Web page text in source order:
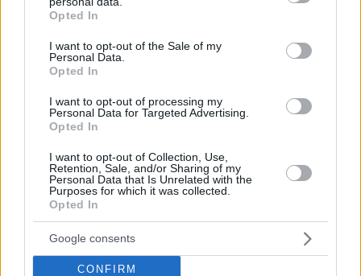
grant or deny consent to Google and its third-party tags to
use your data for below specified purposes in below Google
consent section.
Opted In
I want to opt-out of the Sale of my
Personal Data.
Opted In
I want to opt-out of processing my
Personal Data for Targeted Advertising.
Opted In
I want to opt-out of Collection, Use,
Retention, Sale, and/or Sharing of my
Personal Data that Is Unrelated with the
Purposes for which it was collected.
Opted In
Google consents
CONFIRM
Το συγκινητικό μήνυμα του Βιν Ντίζελ για τον Πολ
Γουόκερ 10 χρόνια μετά τον θάνατό του: «Ο κόσμος δεν
είναι ο ίδιος αδελφέ μου»
Ο αδικοχαμένος ηθοποιός θα γιόρταζε τα 50ά του
γενέθλια